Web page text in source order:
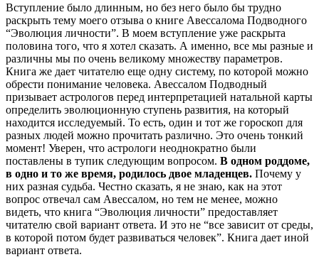
Вступление было длинным, но без него было бы трудно
раскрыть тему моего отзыва о книге Авессалома Подводного
“Эволюция личности”. В моем вступление уже раскрыта
половина того, что я хотел сказать. А именно, все мы разные и
различны мы по очень великому множеству параметров.
Книга же дает читателю еще одну систему, по которой можно
обрести понимание человека. Авессалом Подводный
призывает астрологов перед интерпретацией натальной карты
определить эволюционную ступень развития, на который
находится исследуемый. То есть, один и тот же гороскоп для
разных людей можно прочитать различно. Это очень тонкий
момент! Уверен, что астрологи неоднократно были
поставлены в тупик следующим вопросом. В одном роддоме,
в одно и то же время, родилось двое младенцев. Почему у
них разная судьба. Честно сказать, я не знаю, как на этот
вопрос отвечал сам Авессалом, но тем не менее, можно
видеть, что книга “Эволюция личности” предоставляет
читателю свой вариант ответа. И это не “все зависит от среды,
в которой потом будет развиваться человек”. Книга дает иной
вариант ответа.